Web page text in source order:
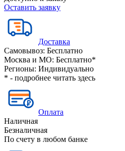
Оставить заявку
Доставка
Самовывоз: Бесплатно
Москва и МО: Бесплатно*
Регионы: Индивидуально
* - подробнее читать здесь
Оплата
Наличная
Безналичная
По счету в любом банке